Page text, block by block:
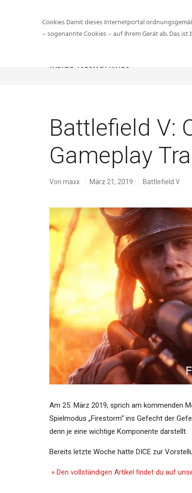
Inside-Network.net
Battlefield V:
Gameplay
Von maxx März 21, 2019 Battlefield V
Am 25. März 2019, sprich am kommenden
Spielmodus „Firestorm“ ins Gefecht der
denn je eine wichtige Komponente darstellt.
Bereits letzte Woche hatte DICE zur
» Den vollständigen Artikel findet du auf
Cookies Damit dieses Internetportal
– sogenannte Cookies – auf Ihrem Gerät ab. Das